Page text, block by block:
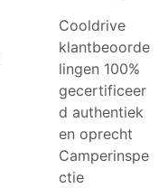
Cooldrive
klantbeoorde
lingen 100%
gecertificeer
d authentiek
en oprecht
Camperinspe
ctie